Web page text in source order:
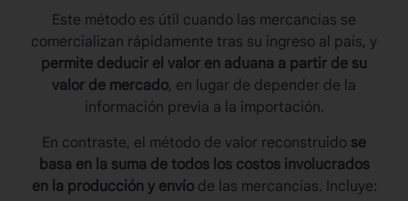
Este método es útil cuando las mercancías se
comercializan rápidamente tras su ingreso al país, y
permite deducir el valor en aduana a partir de su
valor de mercado, en lugar de depender de la
información previa a la importación.
En contraste, el método de valor reconstruido se
basa en la suma de todos los costos involucrados
en la producción y envíode las mercancías. Incluye: